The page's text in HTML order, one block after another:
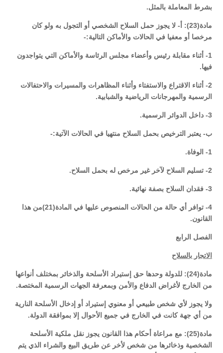
بشرط المعاملة بالمثل.
مادة(23): أ- لا يجوز حمل السلاح الشخصي أو التجول به ولو كان
مرخصا أو معفيا في الحالات والأماكن التالية:-
1- أثناء مقابلة رئيس وأعضاء مجلس الرئاسة والأماكن التي يتواجدون
فيها.
2- أثناء الاقتراع والاستفتاء وأثناء المظاهرات والمسيرات والاحتفالات
الرسمية والمهرجانات الرياضية والشبابية.
3- داخل الدوائر الرسمية.
ب- يعتبر الترخيص بحمل السلاح منتهيا في الحالات الآتية:-
1- الوفاة.
2- تسليم السلاح لآخر غير مرخص له بحمل السلاح.
3- فقدان السلاح بصفة نهائية.
4- توافر أي حالة من الحالات المنصوص عليها في المادة(21)من هذا
القانون.
الفصل الرابع
الاتجار بالسلاح
مادة(24): للدولة وحدها حق إستيراد الأسلحة والذخائر بمختلف أنواعها
من الخارج لأغراض الدفاع والأمن وبمعرفة الجهات الرسمية المختصة.
ولا يجوز لأي شخص طبيعي أو معنوي إستيراد أو إدخال الأسلحة النارية
من أي جهة كانت في الخارج في جميع الأحوال إلا بموافقة الدولة.
مادة(25): مع مراعاة أحكام هذا القانون يجوز نقل ملكية الأسلحة
الشخصية وذخائرها من شخص لأخر عن طريق البيع والشراء الذي يتم